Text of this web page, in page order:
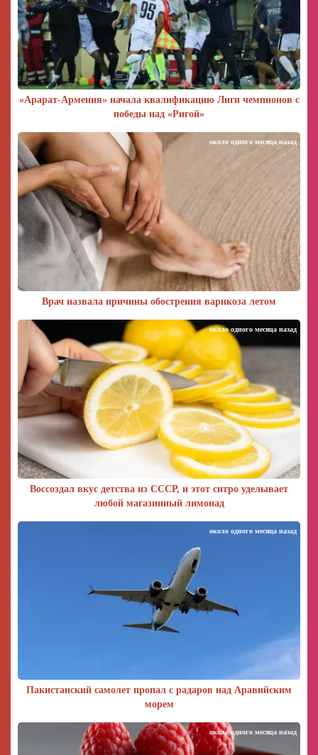
«Арарат‑Армения» начала квалификацию Лиги чемпионов с
победы над «Ригой»
Врач назвала причины обострения варикоза летом
около одного месяца назад
Воссоздал вкус детства из СССР, и этот ситро уделывает
любой магазинный лимонад
около одного месяца назад
Пакистанский самолет пропал с радаров над Аравийским
морем
около одного месяца назад
около одного месяца назад